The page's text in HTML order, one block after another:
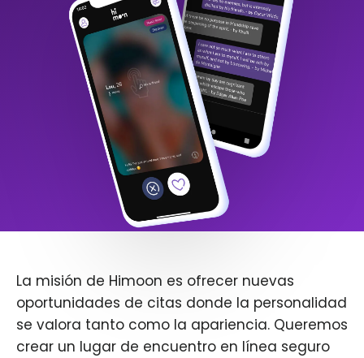
La misión de Himoon es ofrecer nuevas
oportunidades de citas donde la personalidad
se valora tanto como la apariencia. Queremos
crear un lugar de encuentro en línea seguro